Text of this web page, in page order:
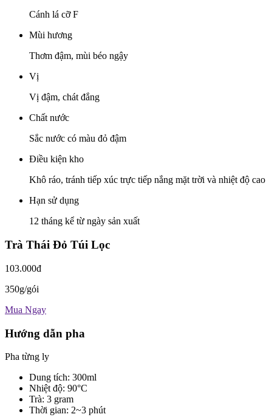
Cánh lá cỡ F
Mùi hương
Thơm đậm, mùi béo ngậy
Vị
Vị đậm, chát đắng
Chất nước
Sắc nước có màu đỏ đậm
Điều kiện kho
Khô ráo, tránh tiếp xúc trực tiếp nắng mặt trời và nhiệt độ cao
Hạn sử dụng
12 tháng kể từ ngày sản xuất
Trà Thái Đỏ Túi Lọc
103.000đ
350g/gói
Mua Ngay
Hướng dẫn pha
Pha từng ly
Dung tích: 300ml
Nhiệt độ: 90°C
Trà: 3 gram
Thời gian: 2~3 phút